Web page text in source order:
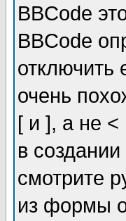
BBCode
BBCode
очень
[ и ], а не
в
смотрите
из формы